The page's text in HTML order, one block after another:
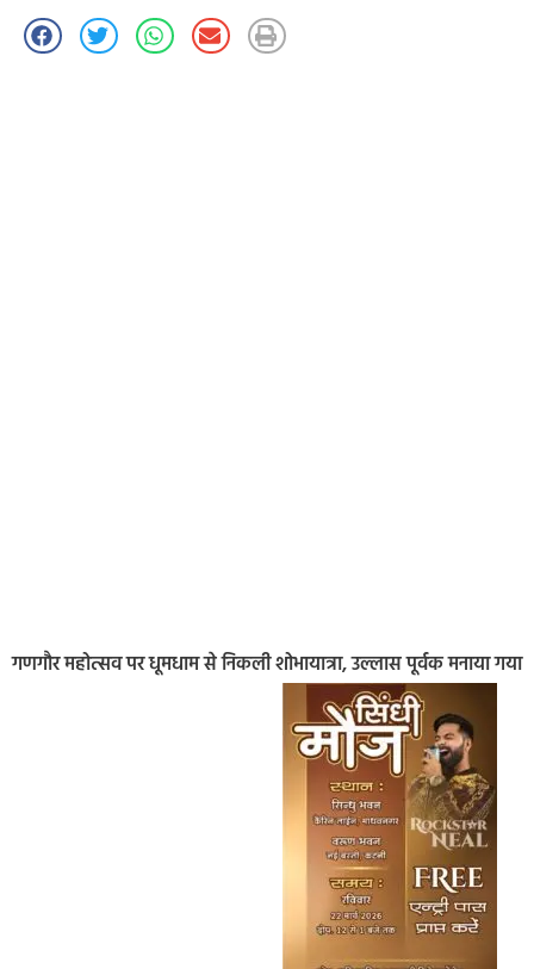
गणगौर महोत्सव पर धूमधाम से निकली शोभायात्रा, उल्लास पूर्वक मनाया गया